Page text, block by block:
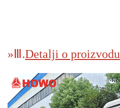
» Ⅲ.Detalji o proizvodu